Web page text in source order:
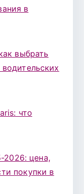
в
выбрать
что
2026: цена,
покупки в